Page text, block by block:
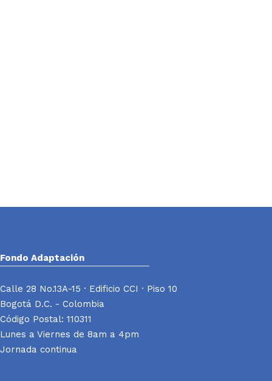
Fondo Adaptación
Calle 28 No.13A-15 · Edificio CCI · Piso 10
Bogotá D.C. - Colombia
Código Postal: 110311
Lunes a Viernes de 8am a 4pm
Jornada continua